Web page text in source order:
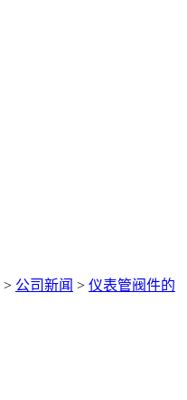
> 公司新闻 > 仪表管阀件的